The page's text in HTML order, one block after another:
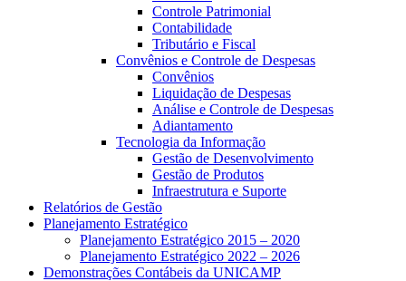
Controle Patrimonial
Contabilidade
Tributário e Fiscal
Convênios e Controle de Despesas
Convênios
Liquidação de Despesas
Análise e Controle de Despesas
Adiantamento
Tecnologia da Informação
Gestão de Desenvolvimento
Gestão de Produtos
Infraestrutura e Suporte
Relatórios de Gestão
Planejamento Estratégico
Planejamento Estratégico 2015 – 2020
Planejamento Estratégico 2022 – 2026
Demonstrações Contábeis da UNICAMP